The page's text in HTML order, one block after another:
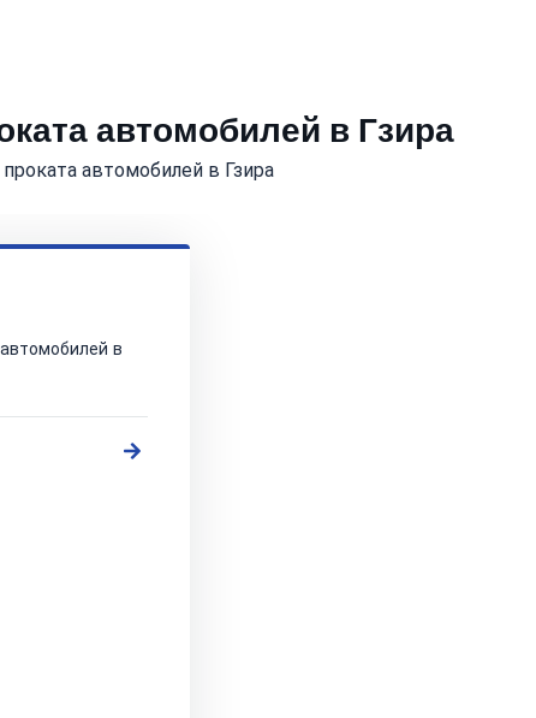
автомобилей в Гзира
автомобилей в Гзира
в